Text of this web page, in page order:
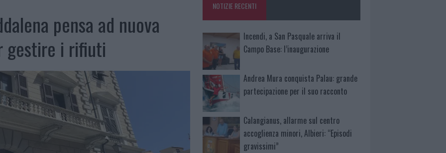
pensa ad nuova
gestire i rifiuti
NOTIZIE RECENTI
Incendi, a San Pasquale arriva il
Campo Base: l’inaugurazione
Andrea Mura conquista Palau: grande
partecipazione per il suo racconto
Calangianus, allarme sul centro
accoglienza minori, Albieri: “Episodi
gravissimi”